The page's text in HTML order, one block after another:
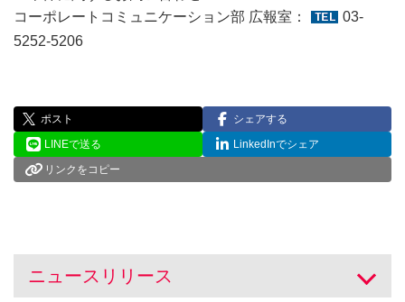
コーポレートコミュニケーション部 広報室：
03-
5252-5206
ポスト
シェアする
LINEで送る
LinkedInでシェア
リンクをコピー
ニュースリリース 開く